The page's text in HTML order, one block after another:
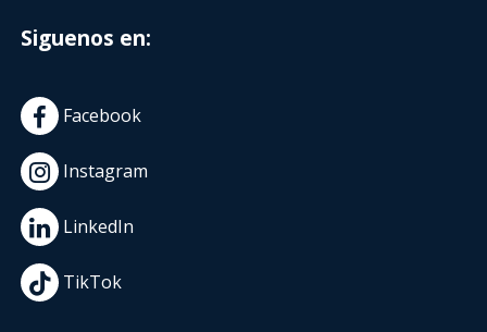
Siguenos en:
Facebook
Instagram
LinkedIn
TikTok